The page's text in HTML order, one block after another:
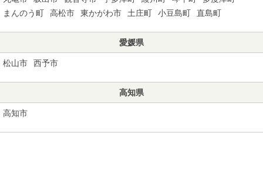
まんのう町
高松市 東かがわ市 土庄町 小豆島町 直島町
愛媛県
松山市 西予市
高知県
高知市